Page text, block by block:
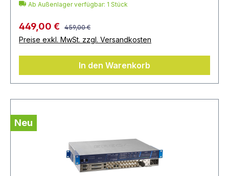
Ab Außenlager verfügbar: 1 Stück
449,00 € 459,00 €
Preise exkl. MwSt. zzgl. Versandkosten
In den Warenkorb
Neu